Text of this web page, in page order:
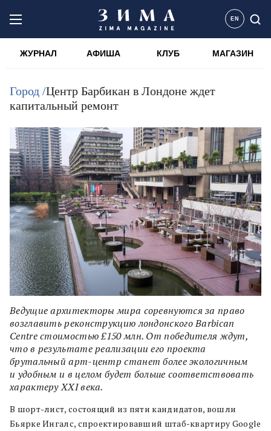
EN
ЖУРНАЛ АФИША КЛУБ МАГАЗИН
Город /Центр Барбикан в Лондоне ждет
капитальный ремонт
Ведущие архитекторы мира соревнуются за право
возглавить реконструкцию лондонского Barbican
Centre стоимостью £150 млн. От победителя ждут,
что в результате реализации его проекта
брутальный арт-центр станет более экологичным
и удобным и в целом будет больше соответствовать
характеру XXI века.
В шорт-лист, состоящий из пяти кандидатов, вошли
Бьярке Ингалс, спроектировавший штаб-квартиру Google